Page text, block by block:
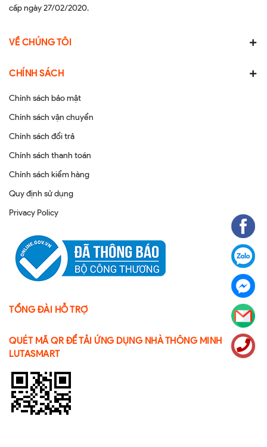
cấp ngày 27/02/2020.
VỀ CHÚNG TÔI
CHÍNH SÁCH
Chính sách bảo mật
Chính sách vận chuyển
Chính sách đổi trả
Chính sách thanh toán
Chính sách kiểm hàng
Quy định sử dụng
Privacy Policy
TỔNG ĐÀI HỖ TRỢ
QUÉT MÃ QR ĐỂ TẢI ỨNG DỤNG NHÀ THÔNG MINH
LUTASMART